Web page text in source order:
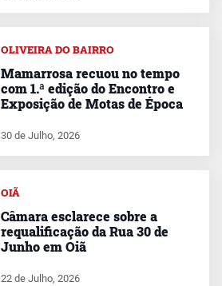
OLIVEIRA DO BAIRRO
Mamarrosa recuou no tempo
com 1.ª edição do Encontro e
Exposição de Motas de Época
30 de Julho, 2026
OIÃ
Câmara esclarece sobre a
requalificação da Rua 30 de
Junho em Oiã
22 de Julho, 2026